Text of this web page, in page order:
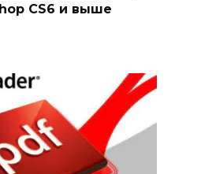
CS6 и выше